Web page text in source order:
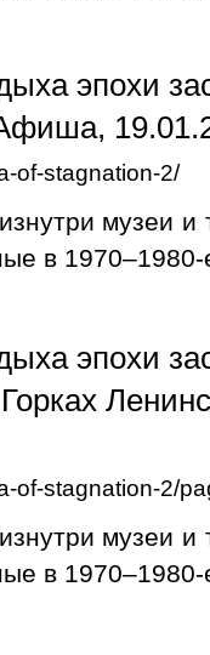
эпохи
of-stagnation-2/
музеи и
в
эпохи
of-stagnation-2/
музеи и
в